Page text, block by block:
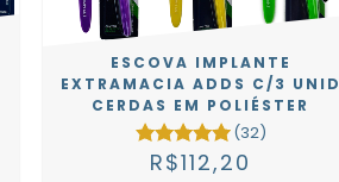
ESCOVA IMPLANTE
EXTRAMACIA ADDS C/3 UNID
CERDAS EM POLIÉSTER
(32)
R$112,20